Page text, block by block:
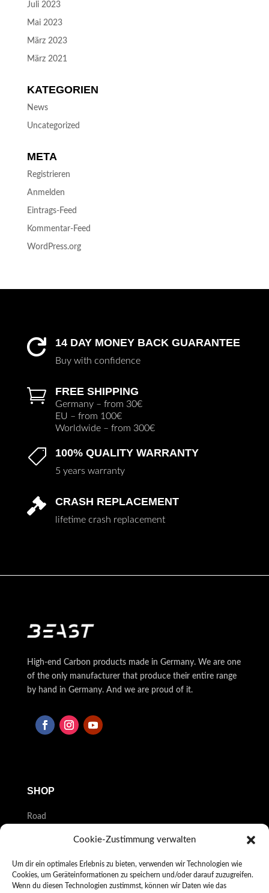
Cookie-Zustimmung verwalten
Um dir ein optimales Erlebnis zu bieten, verwenden wir Technologien wie
Cookies, um Geräteinformationen zu speichern und/oder darauf zuzugreifen.
Wenn du diesen Technologien zustimmst, können wir Daten wie das
Juli 2023
Mai 2023
März 2023
März 2021
KATEGORIEN
News
Uncategorized
META
Registrieren
Anmelden
Eintrags-Feed
Kommentar-Feed
WordPress.org
 14 DAY MONEY BACK GUARANTEE
Buy with confidence
 FREE SHIPPING
Germany – from 30€
EU – from 100€
Worldwide – from 300€
 100% QUALITY WARRANTY
5 years warranty
 CRASH REPLACEMENT
lifetime crash replacement
High-end Carbon products made in Germany. We are one
of the only manufacturer that produce their entire range
by hand in Germany. And we are proud of it.
SHOP
Road
MTB